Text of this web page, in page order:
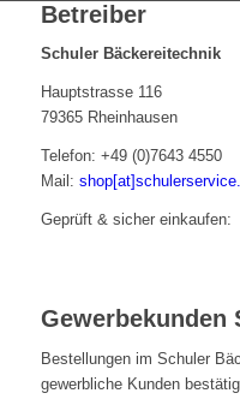
Betreiber
Schuler Bäckereitechnik
Hauptstrasse 116
79365 Rheinhausen
Telefon: +49 (0)7643 4550
Mail:
Geprüft & sicher einkaufen:
Gewerbekunden
Bestellungen im Schuler
gewerbliche Kunden